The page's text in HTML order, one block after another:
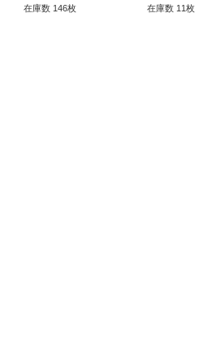
テイツ》
在庫数 146枚
ークステイツ》
在庫数 11枚